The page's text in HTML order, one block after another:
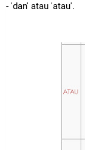
- 'dan' atau 'atau'.